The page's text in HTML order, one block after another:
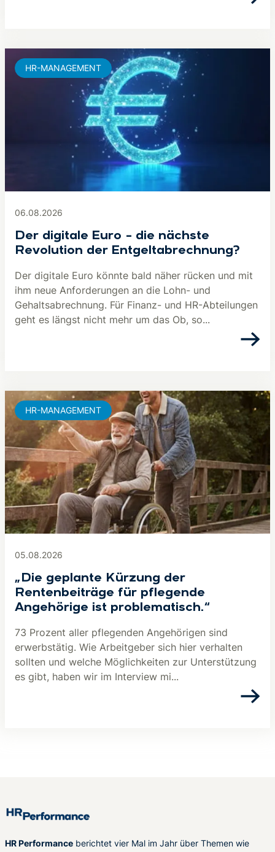
06.08.2026
Der digitale Euro – die nächste
Revolution der Entgeltabrechnung?
Der digitale Euro könnte bald näher rücken und mit
ihm neue Anforderungen an die Lohn- und
Gehaltsabrechnung. Für Finanz- und HR-Abteilungen
geht es längst nicht mehr um das Ob, so...
HR-MANAGEMENT
05.08.2026
„Die geplante Kürzung der
Rentenbeiträge für pflegende
Angehörige ist problematisch.“
73 Prozent aller pflegenden Angehörigen sind
erwerbstätig. Wie Arbeitgeber sich hier verhalten
sollten und welche Möglichkeiten zur Unterstützung
es gibt, haben wir im Interview mi...
HR-MANAGEMENT
HR Performance berichtet vier Mal im Jahr über Themen wie